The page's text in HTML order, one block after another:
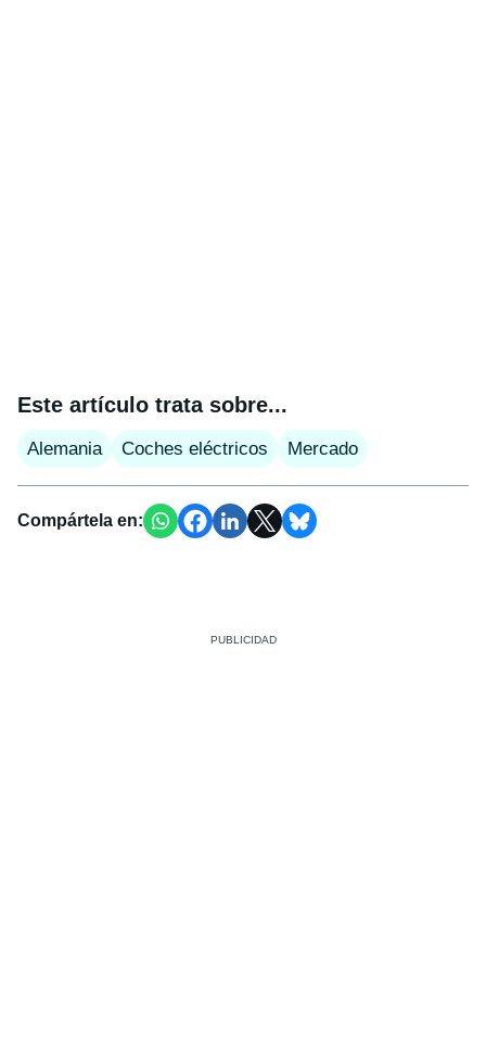
Este artículo trata sobre...
Alemania Coches eléctricos Mercado
Compártela en: